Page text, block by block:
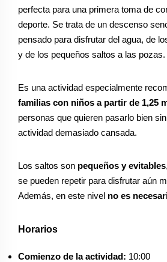
perfecta para una primera toma de
deporte. Se trata de un descenso
pensado para disfrutar del agua, de
y de los pequeños saltos a las pozas.
Es una actividad especialmente
familias con niños a partir de 1,25
personas que quieren pasarlo bien
actividad demasiado cansada.
Los saltos son pequeños y evitables
se pueden repetir para disfrutar aún
Además, en este nivel no es
Horarios
Comienzo de la actividad: 10:00